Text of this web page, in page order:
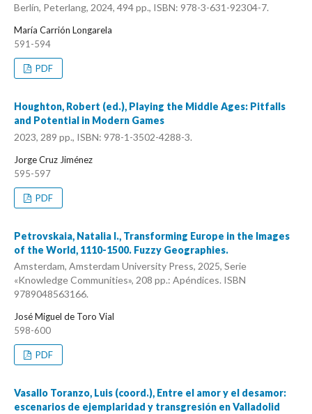
Berlín, Peterlang, 2024, 494 pp., ISBN: 978-3-631-92304-7.
María Carrión Longarela
591-594
PDF
Houghton, Robert (ed.), Playing the Middle Ages: Pitfalls
and Potential in Modern Games
2023, 289 pp., ISBN: 978-1-3502-4288-3.
Jorge Cruz Jiménez
595-597
PDF
Petrovskaia, Natalia I., Transforming Europe in the Images
of the World, 1110-1500. Fuzzy Geographies.
Amsterdam, Amsterdam University Press, 2025, Serie
«Knowledge Communities», 208 pp.: Apéndices. ISBN
9789048563166.
José Miguel de Toro Vial
598-600
PDF
Vasallo Toranzo, Luis (coord.), Entre el amor y el desamor:
escenarios de ejemplaridad y transgresión en Valladolid